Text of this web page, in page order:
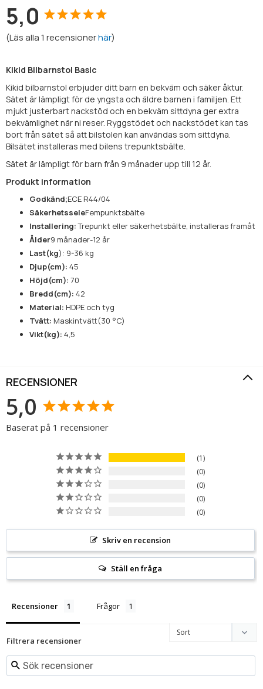
5,0
(Läs alla1 recensionerhär)
Kikid Bilbarnstol Basic
Kikid bilbarnstol erbjuder ditt barn en bekväm och säker åktur.
Sätet är lämpligt för de yngsta och äldre barnen i familjen. Ett
mjukt justerbart nackstöd och en bekväm sittdyna ger extra
bekvämlighet när ni reser. Ryggstödet och nackstödet kan tas
bort från sätet så att bilstolen kan användas som sittdyna.
Bilsätet installeras med bilens trepunktsbälte.
Sätet är lämpligt för barn från 9 månader upp till 12 år.
Produkt information
Godkänd;ECE R44/04
SäkerhetsseleFempunktsbälte
Installering:Trepunkt eller säkerhetsbälte, installeras framåt
Ålder9 månader-12 år
Last(kg): 9-36 kg
Djup(cm): 45
Höjd(cm): 70
Bredd(cm): 42
Material: HDPE och tyg
Tvätt: Maskintvätt(30 °C)
Vikt(kg): 4,5
RECENSIONER
5,0
Baserat på 1 recensioner
1
0
0
0
0
Skriv en recension
Ställ en fråga
Recensioner Frågor
Filtrera recensioner